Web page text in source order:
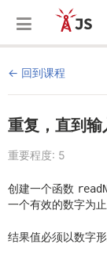
回到课程
重复，直到
重要程度: 5
创建一个函数
一个有效的数字为止
结果值必须以数字形